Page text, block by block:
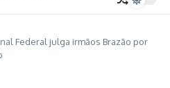
Federal julga irmãos Brazão por